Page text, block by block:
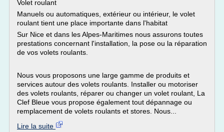
Volet roulant
Manuels ou automatiques, extérieur ou intérieur, le volet
roulant tient une place importante dans l'habitat
Sur Nice et dans les Alpes-Maritimes nous assurons toutes
prestations concernant l'installation, la pose ou la réparation
de vos volets roulants.
Nous vous proposons une large gamme de produits et
services autour des volets roulants. Installer ou motoriser
des volets roulants, réparer ou changer un volet roulant, La
Clef Bleue vous propose également tout dépannage ou
remplacement de volets roulants et stores. Nous...
Lire la suite